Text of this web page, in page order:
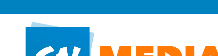
CN MÉDIA
Une vie nouvelle en JESUS !